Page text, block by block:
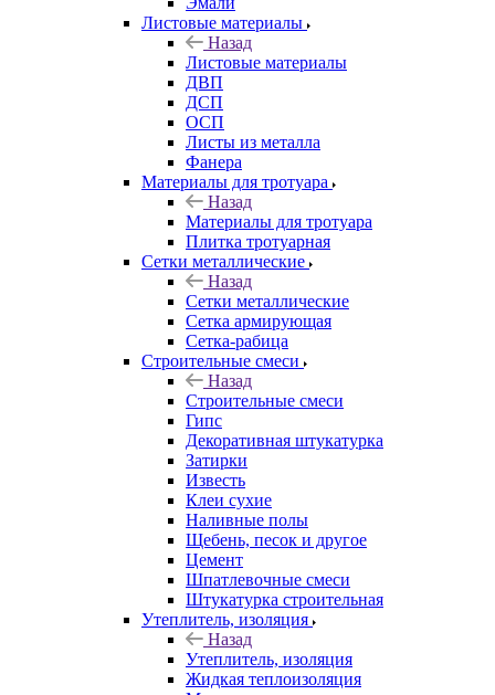
Листовые материалы
Назад
Листовые материалы
ДВП
ДСП
ОСП
Листы из металла
Фанера
Материалы для тротуара
Назад
Материалы для тротуара
Плитка тротуарная
Сетки металлические
Назад
Сетки металлические
Сетка армирующая
Сетка-рабица
Строительные смеси
Назад
Строительные смеси
Гипс
Декоративная штукатурка
Затирки
Известь
Клеи сухие
Наливные полы
Щебень, песок и другое
Цемент
Шпатлевочные смеси
Штукатурка строительная
Утеплитель, изоляция
Назад
Утеплитель, изоляция
Жидкая теплоизоляция